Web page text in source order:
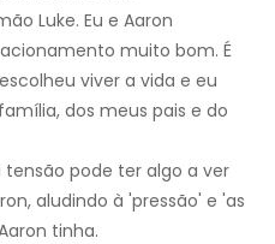
Luke. Eu e Aaron
muito bom. É
viver a vida e eu
dos meus pais e do
pode ter algo a ver
aludindo à 'pressão' e 'as
tinha.